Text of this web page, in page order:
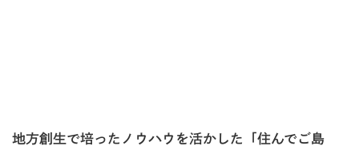
地方創生で培ったノウハウを活かした「住んでご島